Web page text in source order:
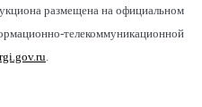
размещена на официальном
телекоммуникационной